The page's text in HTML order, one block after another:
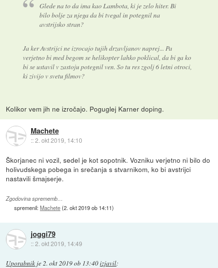
Glede na to da ima kao Lambota, ki je zelo hiter. Bi
bilo bolje za njega da bi tvegal in potegnil na
avstrijsko stran?
Ja ker Avstrijci ne izrocajo tujih drzavljanov naprej... Pa
verjetno bi med begom se helikopter lahko poklical, da bi ga ko
bi se ustavil v zastoju potegnil ven. So tu res zgolj 6 letni otroci,
ki zivijo v svetu filmov?
Kolikor vem jih ne izročajo. Poguglej Karner doping.
Machete
::2. okt 2019, 14:10
Škorjanec ni vozil, sedel je kot sopotnik. Vozniku verjetno ni bilo do
holivudskega pobega in srečanja s stvarnikom, ko bi avstrijci
nastavili šmajserje.
Zgodovina sprememb…
spremenil:Machete(2. okt 2019 ob 14:11)
joggi79
::2. okt 2019, 14:49
Uporabnik je2. okt 2019 ob 13:40izjavil: